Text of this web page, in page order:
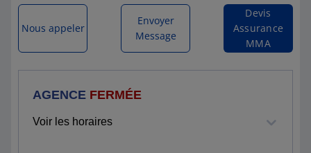
AGENCE FERMÉE
Voir les horaires
Nous appeler
Envoyer
Message
Devis
Assurance
MMA